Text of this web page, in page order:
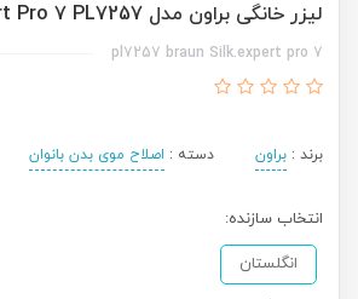
لیزر خانگی براون مدل Silk.Expert Pro 7 PL7257
pl7257 braun Silk.expert pro 7
برند : براون دسته : اصلاح موی بدن بانوان
انتخاب سازنده:
انگلستان